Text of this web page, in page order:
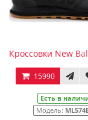
Кроссовки New
15990
Есть в
Модель: